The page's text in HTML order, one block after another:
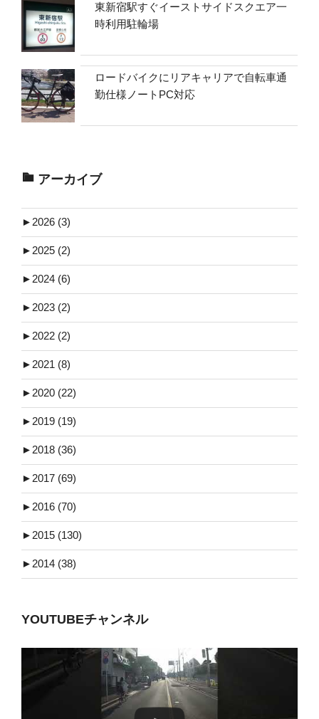
東新宿駅すぐイーストサイドスクエア一
時利用駐輪場
ロードバイクにリアキャリアで自転車通
勤仕様ノートPC対応
アーカイブ
► 2026 (3)
► 2025 (2)
► 2024 (6)
► 2023 (2)
► 2022 (2)
► 2021 (8)
► 2020 (22)
► 2019 (19)
► 2018 (36)
► 2017 (69)
► 2016 (70)
► 2015 (130)
► 2014 (38)
YOUTUBEチャンネル